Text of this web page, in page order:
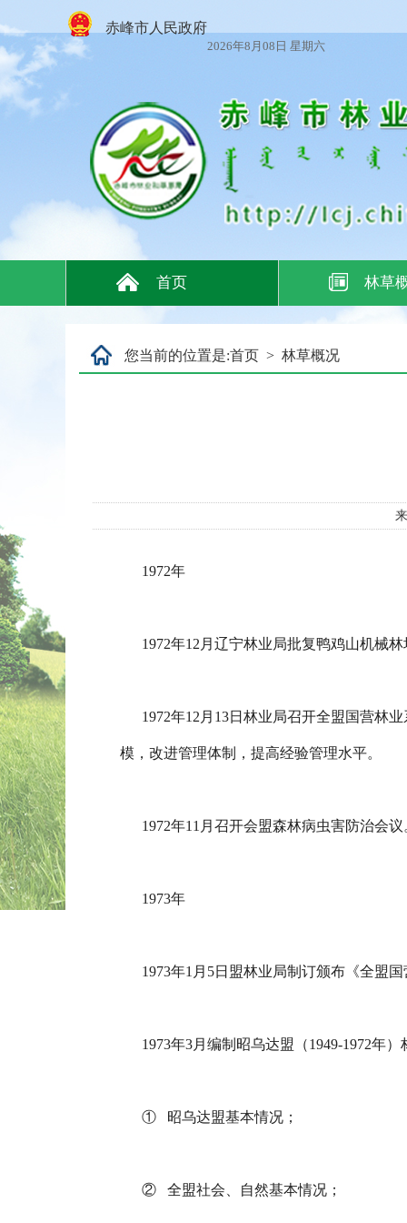
赤峰市人民政府
2026年8月08日 星期六
首页 林草
您当前的位置是:首页 > 林草概况
1972年
1972年12月辽宁林业局批复鸭鸡山机械林
1972年12月13日林业局召开全盟国营林业
模，改进管理体制，提高经验管理水平。
1972年11月召开会盟森林病虫害防治会议
1973年
1973年1月5日盟林业局制订颁布《全盟
1973年3月编制昭乌达盟（1949-1972年）
① 昭乌达盟基本情况；
② 全盟社会、自然基本情况；